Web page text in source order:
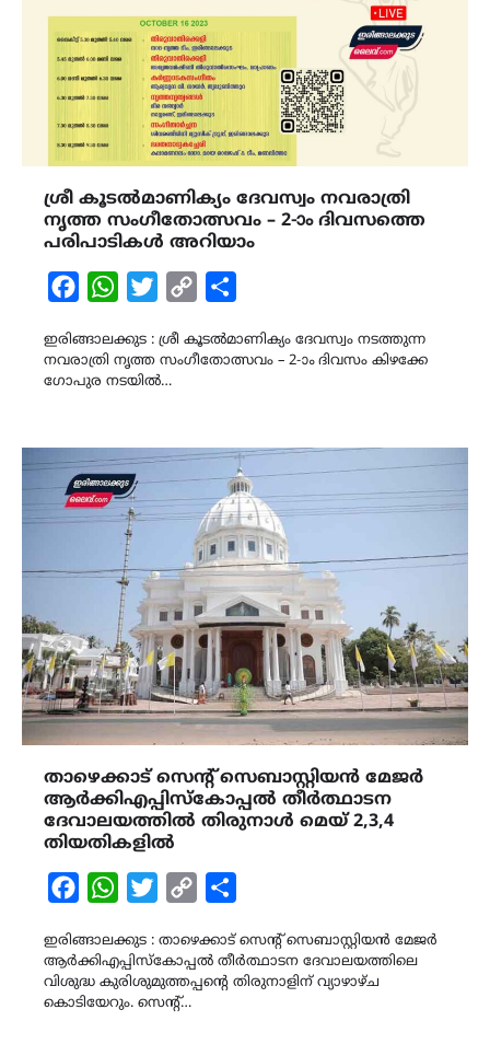
ശ്രീ കൂടൽമാണിക്യം ദേവസ്വം നവരാത്രി
നൃത്ത സംഗീതോത്സവം – 2-ാം ദിവസത്തെ
പരിപാടികൾ അറിയാം
FacebookWhatsAppTwitterCopy
ഇരിങ്ങാലക്കുട : ശ്രീ കൂടൽമാണിക്യം ദേവസ്വം നടത്തുന്ന
നവരാത്രി നൃത്ത സംഗീതോത്സവം – 2-ാം ദിവസം കിഴക്കേ
ഗോപുര നടയിൽ…
താഴെക്കാട് സെന്റ് സെബാസ്റ്റിയന്‍ മേജര്‍
ആര്‍ക്കിഎപ്പിസ്‌കോപ്പല്‍ തീര്‍ത്ഥാടന
ദേവാലയത്തില്‍ തിരുനാള്‍ മെയ് 2,3,4
തിയതികളില്‍
FacebookWhatsAppTwitterCopy
ഇരിങ്ങാലക്കുട : താഴെക്കാട് സെന്റ് സെബാസ്റ്റിയന്‍ മേജര്‍
ആര്‍ക്കിഎപ്പിസ്‌കോപ്പല്‍ തീര്‍ത്ഥാടന ദേവാലയത്തിലെ
വിശുദ്ധ കുരിശുമുത്തപ്പന്റെ തിരുനാളിന് വ്യാഴാഴ്ച
കൊടിയേറും. സെന്റ്…